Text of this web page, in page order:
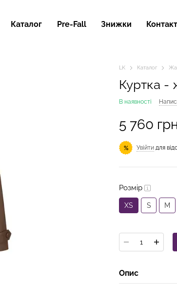
Каталог Pre-Fall Знижки
LK Каталог
Куртка -
В наявності
5 760
% Увійти для
Розмір
XS S M
Опис